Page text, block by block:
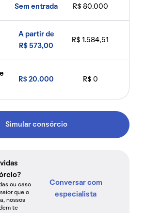
Sem entrada R$ 80.000
A partir de
R$ 573,00
R$ 1.584,51
R$ 20.000 R$ 0
Simular consórcio
ou caso
que o
nossos
te
Conversar com
especialista